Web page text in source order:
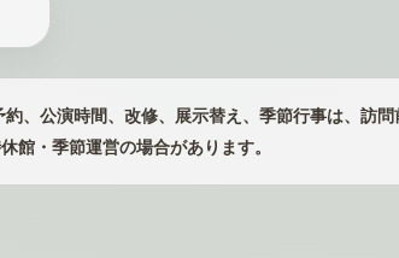
、公演時間、改修、展示替え、季節行事は、訪
館・季節運営の場合があります。